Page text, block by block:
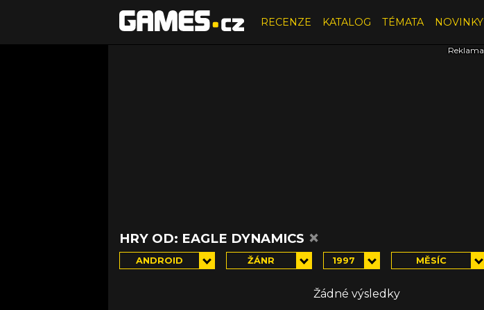
RECENZE KATALOG TÉMATA NOVINKY
HRY OD: EAGLE DYNAMICS ×
ANDROID ŽÁNR 1997 MĚSÍC
Žádné výsledky